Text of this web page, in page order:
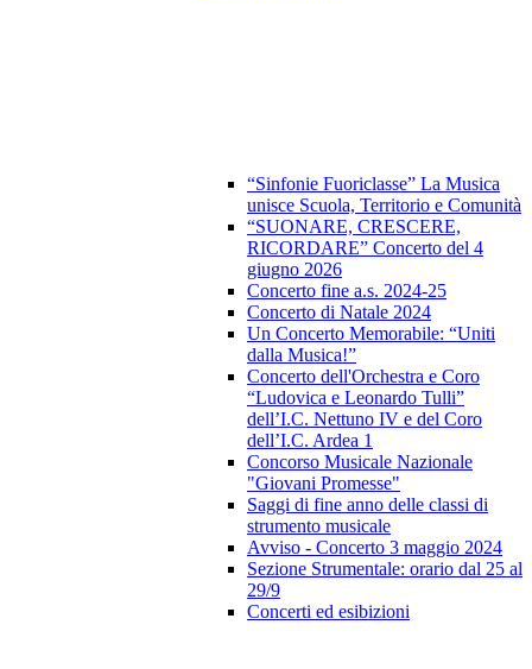
“Sinfonie Fuoriclasse” La Musica
unisce Scuola, Territorio e Comunità
“SUONARE, CRESCERE,
RICORDARE” Concerto del 4
giugno 2026
Concerto fine a.s. 2024-25
Concerto di Natale 2024
Un Concerto Memorabile: “Uniti
dalla Musica!”
Concerto dell'Orchestra e Coro
“Ludovica e Leonardo Tulli”
dell’I.C. Nettuno IV e del Coro
dell’I.C. Ardea 1
Concorso Musicale Nazionale
"Giovani Promesse"
Saggi di fine anno delle classi di
strumento musicale
Avviso - Concerto 3 maggio 2024
Sezione Strumentale: orario dal 25 al
29/9
Concerti ed esibizioni